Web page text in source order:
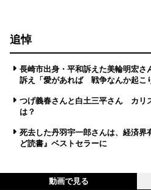
追悼
長崎市出身・平和訴えた美輪明宏
訴え「愛があれば 戦争なんか起こ
つげ義春さんと白土三平さん カリ
は？
死去した丹羽宇一郎さんは、経済
ど読書』ベストセラーに
動画で見る